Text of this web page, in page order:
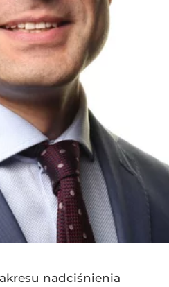
nadciśnienia